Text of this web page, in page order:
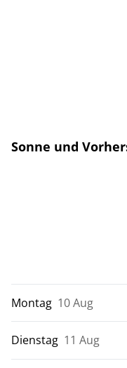
Sonne und
Montag 10 Aug
Dienstag 11 Aug